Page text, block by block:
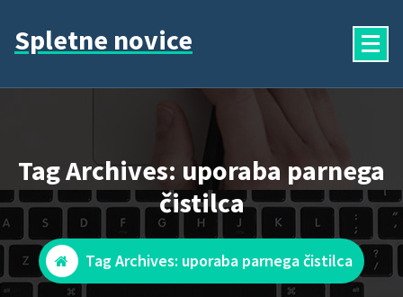
content
Spletne novice
Tag Archives: uporaba parnega
čistilca
Tag Archives: uporaba parnega čistilca